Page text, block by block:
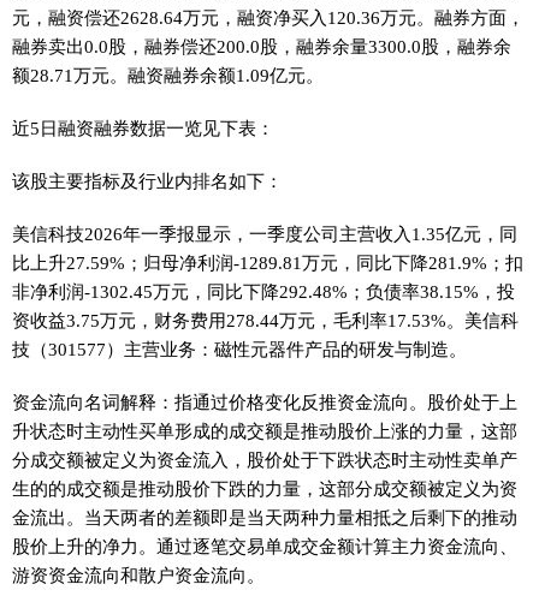
元，融资偿还2628.64万元，融资净买入120.36万元。融券方面，
融券卖出0.0股，融券偿还200.0股，融券余量3300.0股，融券余
额28.71万元。融资融券余额1.09亿元。
近5日融资融券数据一览见下表：
该股主要指标及行业内排名如下：
美信科技2026年一季报显示，一季度公司主营收入1.35亿元，同
比上升27.59%；归母净利润-1289.81万元，同比下降281.9%；扣
非净利润-1302.45万元，同比下降292.48%；负债率38.15%，投
资收益3.75万元，财务费用278.44万元，毛利率17.53%。美信科
技（301577）主营业务：磁性元器件产品的研发与制造。
资金流向名词解释：指通过价格变化反推资金流向。股价处于上
升状态时主动性买单形成的成交额是推动股价上涨的力量，这部
分成交额被定义为资金流入，股价处于下跌状态时主动性卖单产
生的的成交额是推动股价下跌的力量，这部分成交额被定义为资
金流出。当天两者的差额即是当天两种力量相抵之后剩下的推动
股价上升的净力。通过逐笔交易单成交金额计算主力资金流向、
游资资金流向和散户资金流向。